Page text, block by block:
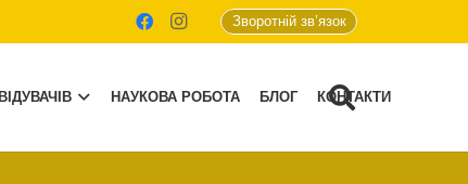
Зворотній зв’язок
НАУКОВА РОБОТА БЛОГ КОНТАКТИ